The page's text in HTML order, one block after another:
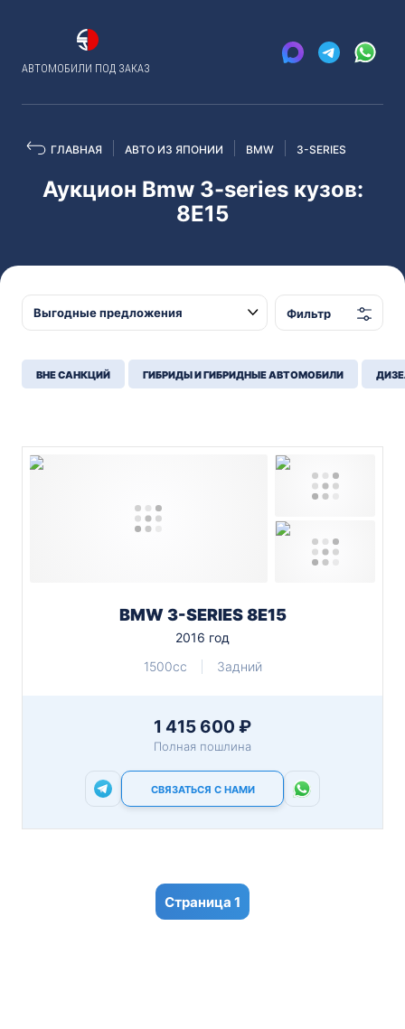
АВТОМОБИЛИ ПОД ЗАКАЗ
ГЛАВНАЯ АВТО ИЗ ЯПОНИИ BMW 3-SERIES
Аукцион Bmw 3-series кузов:
8E15
Фильтр
ВНЕ САНКЦИЙ ГИБРИДЫ И ГИБРИДНЫЕ АВТОМОБИЛИ
BMW 3-SERIES 8E15
2016 год
1500cc
Задний
1 415 600 ₽
Полная пошлина
СВЯЗАТЬСЯ С НАМИ
1